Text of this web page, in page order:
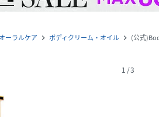
ーラルケア navigate_next ボディクリーム・オイル navigate_next (公式
1 /3